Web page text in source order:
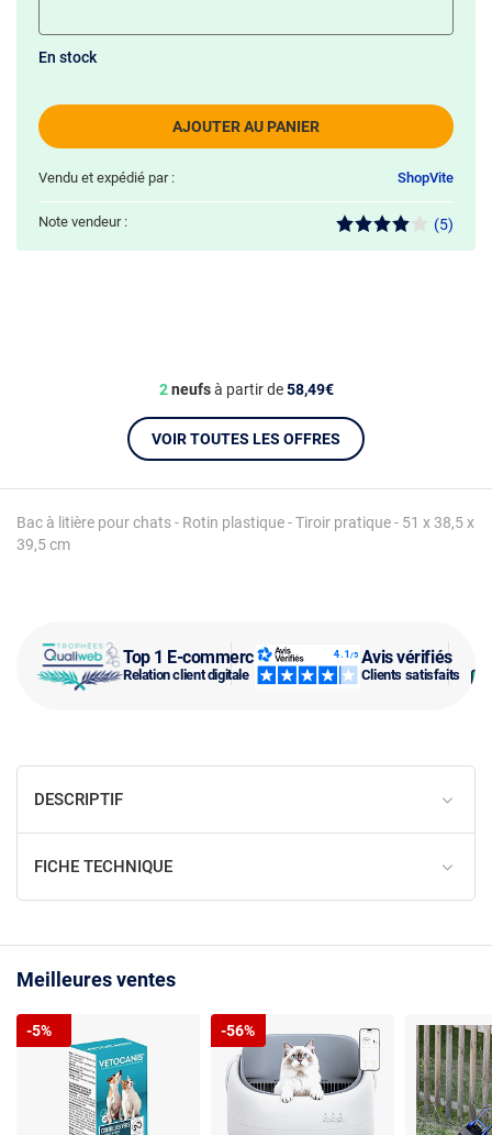
Top 1 E-commerce
Relation client digitale
Avis vérifiés
Clients satisfaits
Bac à litière pour chats - Rotin plastique - Tiroir pratique - 51 x 38,5 x
39,5 cm
AJOUTER AU PANIER
En stock
Vendu et expédié par : ShopVite
Note vendeur : (5)
2neufsà partir de58,49€
VOIR TOUTES LES OFFRES
DESCRIPTIF
FICHE TECHNIQUE
Meilleures ventes
-5% -56%